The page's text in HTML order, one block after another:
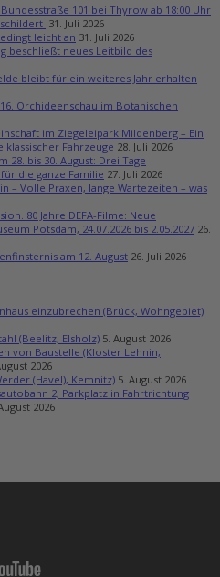
101 bei Thyrow ab 18:00 Uhr
31. Juli 2026
leicht an 31. Juli 2026
beschließt neues Leitbild des
bleibt für ein weiteres Jahr erhalten
Orchideenschau im Botanischen
im Ziegeleipark Mildenberg – Ein
Fahrzeuge 28. Juli 2026
bis 30. August: Drei Tage
die ganze Familie 27. Juli 2026
– Volle Praxen, lange Wartezeiten – was
80 Jahre DEFA-Filme: Neue
Potsdam, 24.07.2026 bis 2.05.2027 26.
am 12. August 26. Juli 2026
einzubrechen (Brück, Wohngebiet)
(Beelitz, Elsholz) 5. August 2026
von Baustelle (Kloster Lehnin,
2026
(Havel), Kemnitz) 5. August 2026
2, Parkplatz in Fahrtrichtung
2026